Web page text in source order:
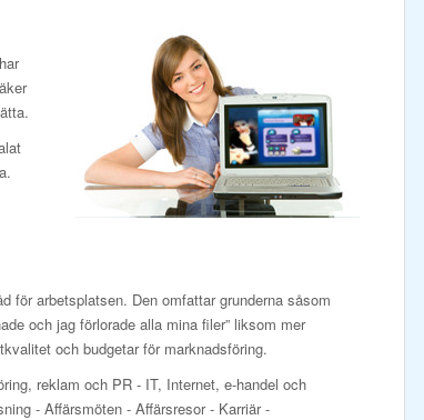
för arbetsplatsen. Den omfattar grunderna såsom
och jag förlorade alla mina filer” liksom mer
och budgetar för marknadsföring.
reklam och PR - IT, Internet, e-handel och
- Affärsmöten - Affärsresor - Karriär -